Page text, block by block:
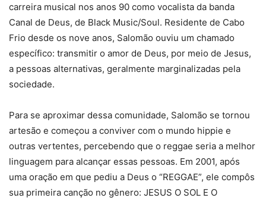
carreira musical nos anos 90 como vocalista da banda
Canal de Deus, de Black Music/Soul. Residente de Cabo
Frio desde os nove anos, Salomão ouviu um chamado
específico: transmitir o amor de Deus, por meio de Jesus,
a pessoas alternativas, geralmente marginalizadas pela
sociedade.
Para se aproximar dessa comunidade, Salomão se tornou
artesão e começou a conviver com o mundo hippie e
outras vertentes, percebendo que o reggae seria a melhor
linguagem para alcançar essas pessoas. Em 2001, após
uma oração em que pediu a Deus o “REGGAE”, ele compôs
sua primeira canção no gênero: JESUS O SOL E O